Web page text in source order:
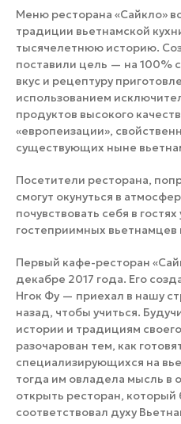
Меню ресторана «Сайкло»
традиции вьетнамской
тысячелетнюю историю.
поставили цель — на 100%
вкус и рецептуру
использованием
продуктов высокого
«европеизации»,
существующих ныне
Посетители ресторана,
смогут окунуться в
почувствовать себя в
гостеприимных
Первый кафе-ресторан
декабре 2017 года. Его
Нгок Фу — приехал в нашу
назад, чтобы учиться.
истории и традициям
разочарован тем, как
специализирующихся на
тогда им овладела мысль в
открыть ресторан,
соответствовал духу